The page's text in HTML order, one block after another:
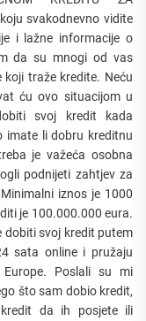
svakodnevno vidite
i lažne informacije o
da su mnogi od vas
traže kredite. Neću
ću ovo situacijom u
svoj kredit kada
imate li dobru kreditnu
je važeća osobna
podnijeti zahtjev za
iznos je 1000
je 100.000.000 eura.
dobiti svoj kredit putem
sata online i pružaju
Poslali su mi
što sam dobio kredit,
da ih posjete ili